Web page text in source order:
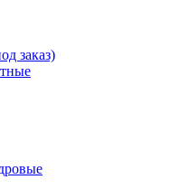
заказ)